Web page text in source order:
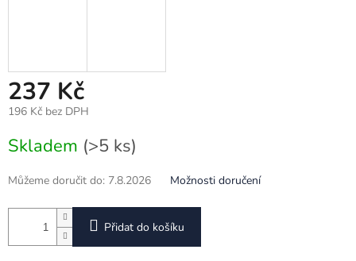
237 Kč
196 Kč bez DPH
cena:
Skladem (>5 ks)
Můžeme doručit do: 7.8.2026 Možnosti doručení
Přidat do košíku